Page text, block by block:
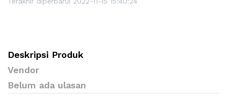
Deskripsi Produk
Vendor
Belum ada ulasan